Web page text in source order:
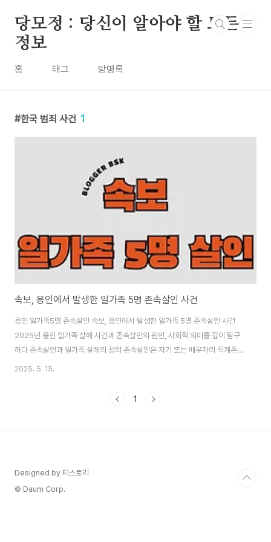
당모정 : 당신이 알아야 할 모든
정보
홈 태그 방명록
한국 범죄 사건 1
속보, 용인에서 발생한 일가족 5명 존속살인 사건
용인 일가족5명 존속살인 속보, 용인에서 발생한 일가족 5명 존속살인 사건
2025년 용인 일가족 살해 사건과 존속살인의 원인, 사회적 의미를 깊이 탐구
하다 존속살인과 일가족 살해의 정의 존속살인은 자기 또는 배우자의 직계존
속, 즉 부모나 조부모를 살해하는 범죄를 의미합니다. 한국 형법 제250조 2항
무기징역을 규정하고 있습니다. 이는 유교적 전통과 가족 내 도덕적 책임을 강
2025. 5. 15.
1
Designed by 티스토리
© Daum Corp.